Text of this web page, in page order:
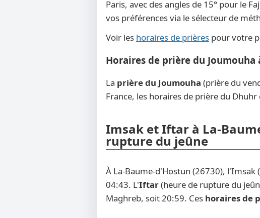
Paris, avec des angles de 15° pour le
vos préférences via le sélecteur de
Voir les horaires de prières pour votre
Horaires de prière du Joumouha
La prière du Joumouha (prière du
France, les horaires de prière du
Imsak et Iftar à La-
rupture du jeûne
À La-Baume-d'Hostun (26730), l'Imsak
04:43. L'Iftar(heure de rupture du
Maghreb, soit 20:59. Ces horaires de